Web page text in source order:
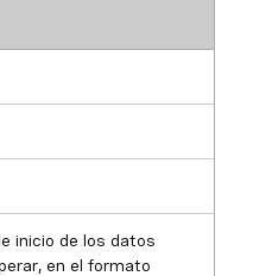
inicio de los datos
en el formato